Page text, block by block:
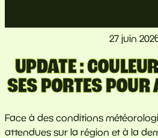
27 juin
UPDATE :
SES PORTES
Face à des conditions
attendues sur la région et à la